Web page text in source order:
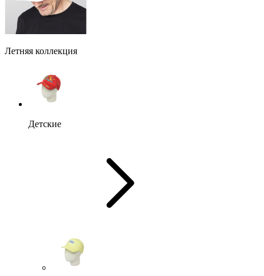
Летняя коллекция
Детские